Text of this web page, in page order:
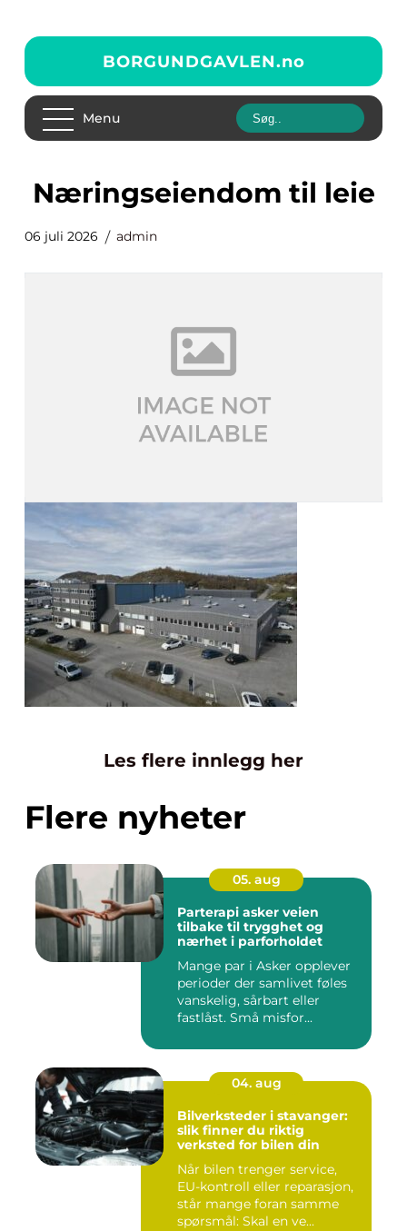
BORGUNDGAVLEN.no
Menu
næringseiendom til leie
06 juli 2026 admin
Les flere innlegg her
Flere nyheter
05. aug
Parterapi asker veien
tilbake til trygghet og
nærhet i parforholdet
Mange par i Asker opplever
perioder der samlivet føles
vanskelig, sårbart eller
fastlåst. Små misfor...
04. aug
Bilverksteder i stavanger:
slik finner du riktig
verksted for bilen din
Når bilen trenger service,
EU-kontroll eller reparasjon,
står mange foran samme
spørsmål: Skal en ve...